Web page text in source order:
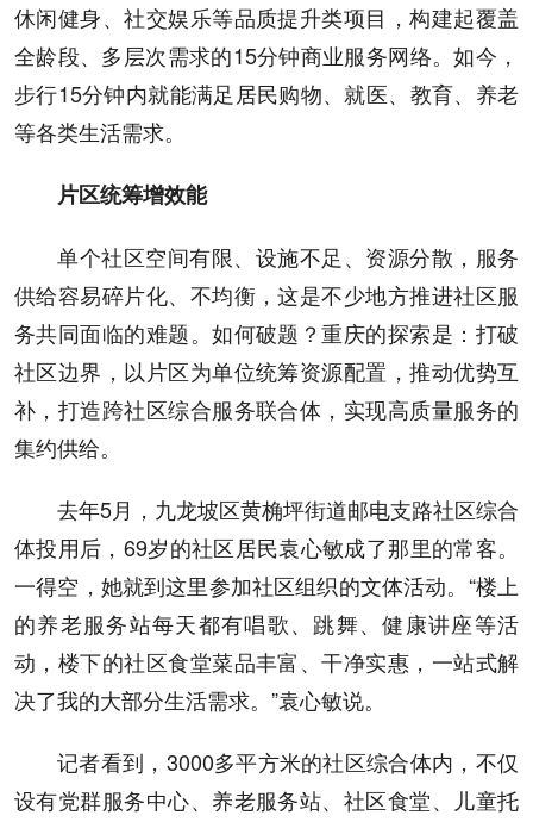
休闲健身、社交娱乐等品质提升类项目，构建起覆盖
全龄段、多层次需求的15分钟商业服务网络。如今，
步行15分钟内就能满足居民购物、就医、教育、养老
等各类生活需求。
片区统筹增效能
单个社区空间有限、设施不足、资源分散，服务
供给容易碎片化、不均衡，这是不少地方推进社区服
务共同面临的难题。如何破题？重庆的探索是：打破
社区边界，以片区为单位统筹资源配置，推动优势互
补，打造跨社区综合服务联合体，实现高质量服务的
集约供给。
去年5月，九龙坡区黄桷坪街道邮电支路社区综合
体投用后，69岁的社区居民袁心敏成了那里的常客。
一得空，她就到这里参加社区组织的文体活动。“楼上
的养老服务站每天都有唱歌、跳舞、健康讲座等活
动，楼下的社区食堂菜品丰富、干净实惠，一站式解
决了我的大部分生活需求。”袁心敏说。
记者看到，3000多平方米的社区综合体内，不仅
设有党群服务中心、养老服务站、社区食堂、儿童托